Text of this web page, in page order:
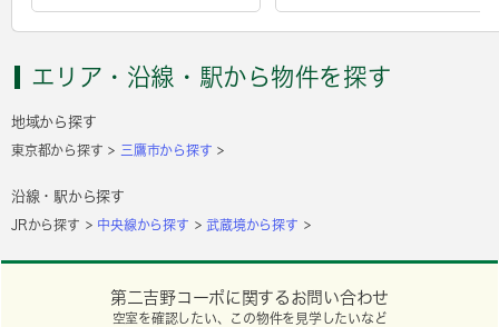
エリア・沿線・駅から物件を探す
地域から探す
東京都から探す 三鷹市から探す
沿線・駅から探す
JRから探す 中央線から探す 武蔵境から探す
第二吉野コーポに関するお問い合わせ
空室を確認したい、この物件を見学したいなど